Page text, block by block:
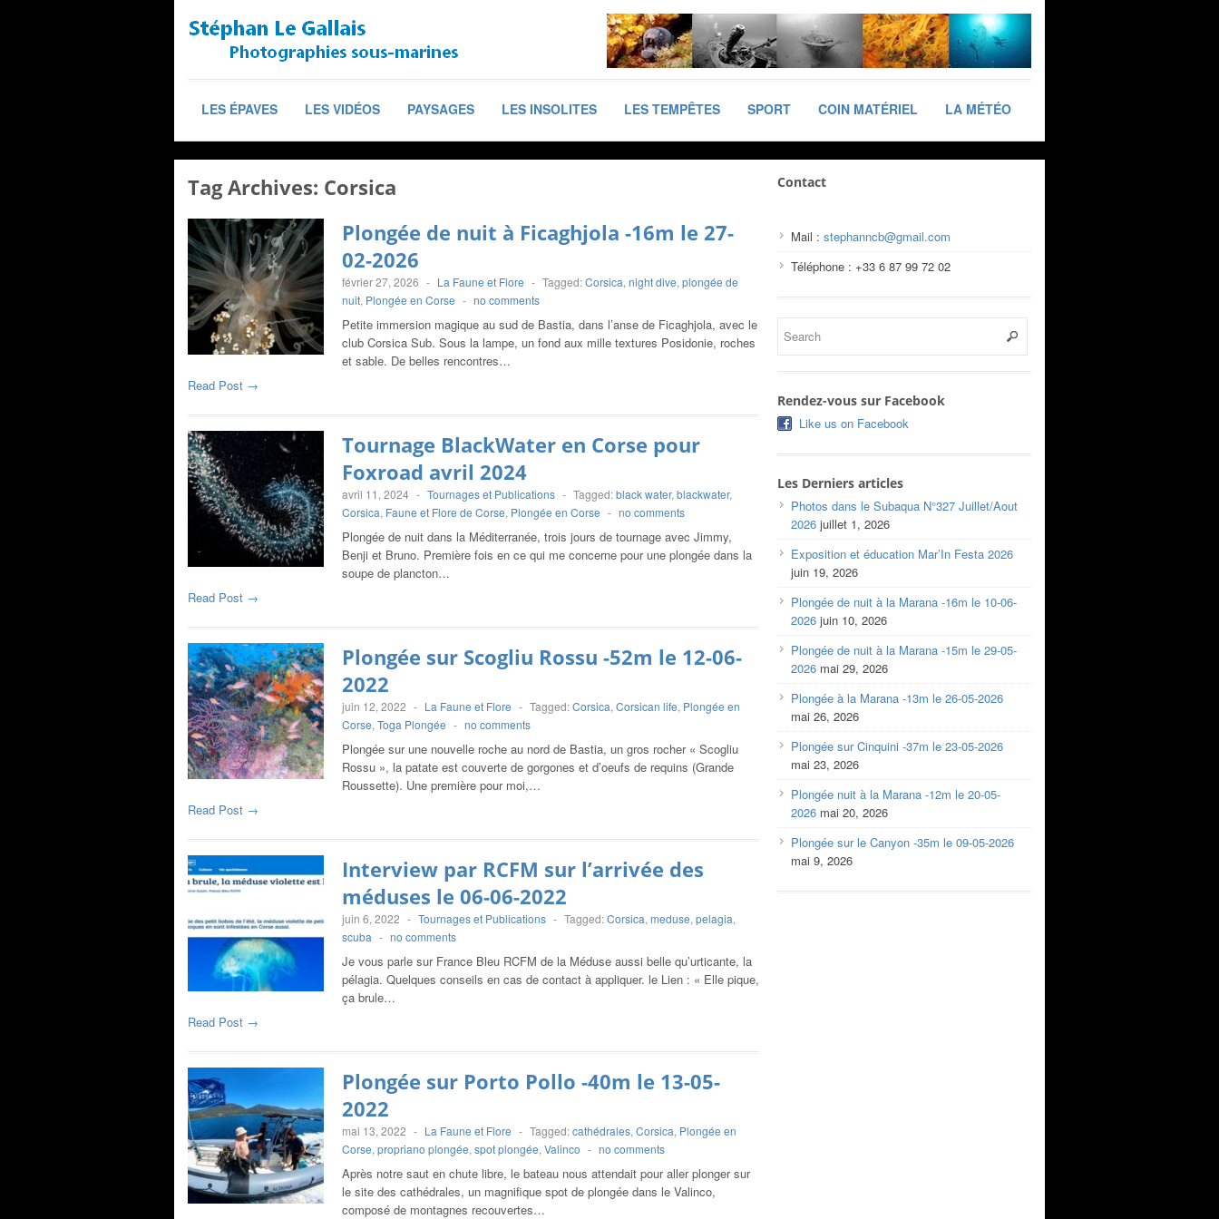
LES ÉPAVES LES VIDÉOS PAYSAGES LES INSOLITES LES TEMPÊTES SPORT COIN MATÉRIEL LA MÉTÉO
Tag Archives: Corsica
Plongée de nuit à Ficaghjola -16m le 27-
02-2026
février 27, 2026 - La Faune et Flore - Tagged:Corsica, night dive, plongée de
nuit, Plongée en Corse - no comments
Petite immersion magique au sud de Bastia, dans l’anse de Ficaghjola, avec le
club Corsica Sub. Sous la lampe, un fond aux mille textures Posidonie, roches
et sable. De belles rencontres…
Read Post →
Tournage BlackWater en Corse pour
Foxroad avril 2024
avril 11, 2024 - Tournages et Publications - Tagged:black water, blackwater,
Corsica, Faune et Flore de Corse, Plongée en Corse - no comments
Plongée de nuit dans la Méditerranée, trois jours de tournage avec Jimmy,
Benji et Bruno. Première fois en ce qui me concerne pour une plongée dans la
soupe de plancton…
Read Post →
Plongée sur Scogliu Rossu -52m le 12-06-
2022
juin 12, 2022 - La Faune et Flore - Tagged:Corsica, Corsican life, Plongée en
Corse, Toga Plongée - no comments
Plongée sur une nouvelle roche au nord de Bastia, un gros rocher « Scogliu
Rossu », la patate est couverte de gorgones et d’oeufs de requins (Grande
Roussette). Une première pour moi,…
Read Post →
Interview par RCFM sur l’arrivée des
méduses le 06-06-2022
juin 6, 2022 - Tournages et Publications - Tagged:Corsica, meduse, pelagia,
scuba - no comments
Je vous parle sur France Bleu RCFM de la Méduse aussi belle qu’urticante, la
pélagia. Quelques conseils en cas de contact à appliquer. le Lien : « Elle pique,
ça brule…
Read Post →
Plongée sur Porto Pollo -40m le 13-05-
2022
mai 13, 2022 - La Faune et Flore - Tagged:cathédrales, Corsica, Plongée en
Corse, propriano plongée, spot plongée, Valinco - no comments
Après notre saut en chute libre, le bateau nous attendait pour aller plonger sur
le site des cathédrales, un magnifique spot de plongée dans le Valinco,
composé de montagnes recouvertes…
Contact
Mail : stephanncb@gmail.com
Téléphone : +33 6 87 99 72 02
Rendez-vous sur Facebook
Like us on Facebook
Les Derniers articles
Photos dans le Subaqua N°327 Juillet/Aout
2026 juillet 1, 2026
Exposition et éducation Mar’In Festa 2026
juin 19, 2026
Plongée de nuit à la Marana -16m le 10-06-
2026 juin 10, 2026
Plongée de nuit à la Marana -15m le 29-05-
2026 mai 29, 2026
Plongée à la Marana -13m le 26-05-2026
mai 26, 2026
Plongée sur Cinquini -37m le 23-05-2026
mai 23, 2026
Plongée nuit à la Marana -12m le 20-05-
2026 mai 20, 2026
Plongée sur le Canyon -35m le 09-05-2026
mai 9, 2026